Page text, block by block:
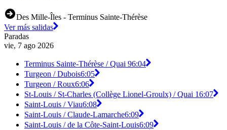
Des Mille-Îles - Terminus Sainte-Thérèse
Ver más salidas
Paradas
vie, 7 ago 2026
Terminus Sainte-Thérèse / Quai 96:04
Turgeon / Dubois6:05
Turgeon / Roux6:06
St-Louis / St-Charles (Collège Lionel-Groulx) / Quai 16:07
Saint-Louis / Viau6:08
Saint-Louis / Claude-Lamarche6:09
Saint-Louis / de la Côte-Saint-Louis6:09